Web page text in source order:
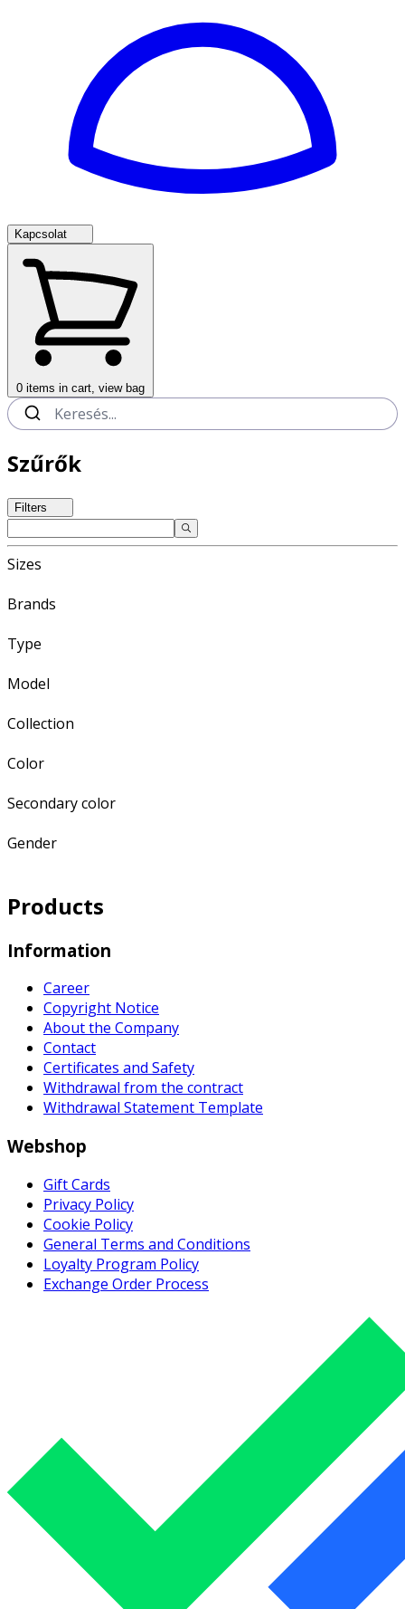
Kapcsolat
0 items in cart, view bag
Szűrők
Filters
Sizes
Brands
Type
Model
Collection
Color
Secondary color
Gender
Products
Information
Career
Copyright Notice
About the Company
Contact
Certificates and Safety
Withdrawal from the contract
Withdrawal Statement Template
Webshop
Gift Cards
Privacy Policy
Cookie Policy
General Terms and Conditions
Loyalty Program Policy
Exchange Order Process